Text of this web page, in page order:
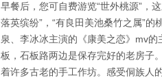
早餐后，您可自费游览“世外桃源”，
落英缤纷”，“有良田美池桑竹之属”
泉、李冰冰主演的《康美之恋》mv
板，石板路两边是保存完好的老房子
着许多古老的手工作坊。感受侗族人